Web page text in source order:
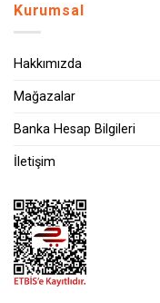
Kurumsal
Hakkımızda
Mağazalar
Banka Hesap Bilgileri
İletişim